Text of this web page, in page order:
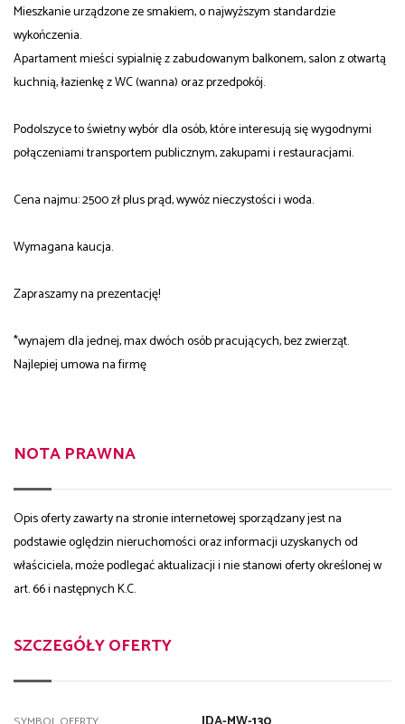
Mieszkanie urządzone ze smakiem, o najwyższym standardzie
wykończenia.
Apartament mieści sypialnię z zabudowanym balkonem, salon z otwartą
kuchnią, łazienkę z WC (wanna) oraz przedpokój.
Podolszyce to świetny wybór dla osób, które interesują się wygodnymi
połączeniami transportem publicznym, zakupami i restauracjami.
Cena najmu: 2500 zł plus prąd, wywóz nieczystości i woda.
Wymagana kaucja.
Zapraszamy na prezentację!
*wynajem dla jednej, max dwóch osób pracujących, bez zwierząt.
Najlepiej umowa na firmę
NOTA PRAWNA
Opis oferty zawarty na stronie internetowej sporządzany jest na
podstawie oględzin nieruchomości oraz informacji uzyskanych od
właściciela, może podlegać aktualizacji i nie stanowi oferty określonej w
art. 66 i następnych K.C.
SZCZEGÓŁY OFERTY